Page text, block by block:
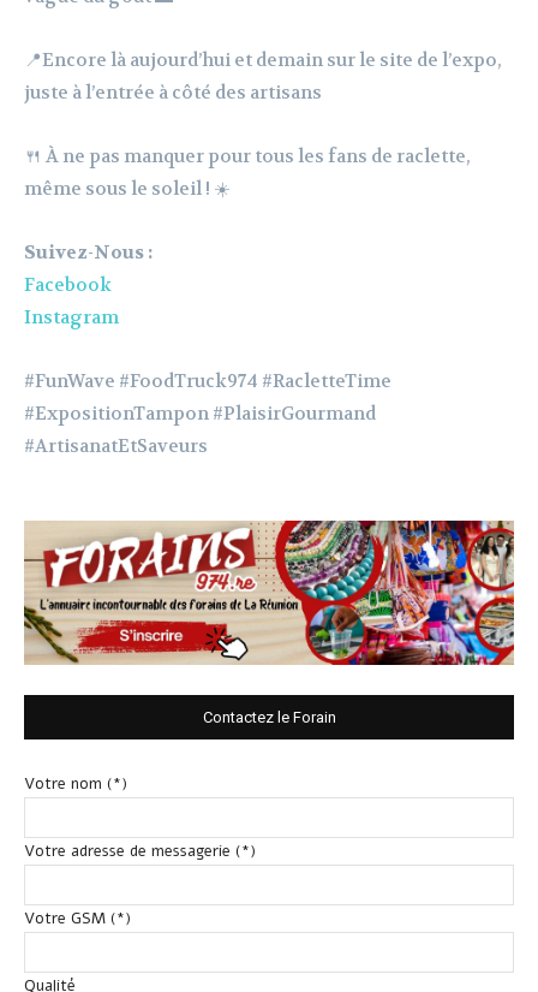
📍Encore là aujourd’hui et demain sur le site de l’expo,
juste à l’entrée à côté des artisans
🍴 À ne pas manquer pour tous les fans de raclette,
même sous le soleil ! ☀️
Suivez-Nous :
Facebook
Instagram
#FunWave #FoodTruck974 #RacletteTime
#ExpositionTampon #PlaisirGourmand
#ArtisanatEtSaveurs
Contactez le Forain
Votre nom (*)
Votre adresse de messagerie (*)
Votre GSM (*)
Qualité